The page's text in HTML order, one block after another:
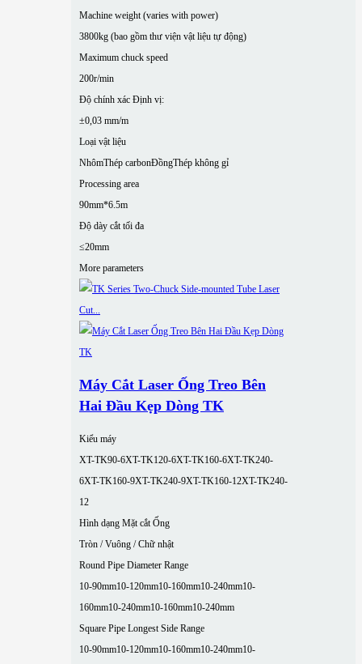
Machine weight (varies with power)
3800kg (bao gồm thư viện vật liệu tự động)
Maximum chuck speed
200r/min
Độ chính xác Định vị:
±0,03 mm/m
Loại vật liệu
NhômThép carbonĐồngThép không gỉ
Processing area
90mm*6.5m
Độ dày cắt tối đa
≤20mm
More parameters
Máy Cắt Laser Ống Treo Bên
Hai Đầu Kẹp Dòng TK
Kiểu máy
XT-TK90-6XT-TK120-6XT-TK160-6XT-TK240-
6XT-TK160-9XT-TK240-9XT-TK160-12XT-TK240-
12
Hình dạng Mặt cắt Ống
Tròn / Vuông / Chữ nhật
Round Pipe Diameter Range
10-90mm10-120mm10-160mm10-240mm10-
160mm10-240mm10-160mm10-240mm
Square Pipe Longest Side Range
10-90mm10-120mm10-160mm10-240mm10-